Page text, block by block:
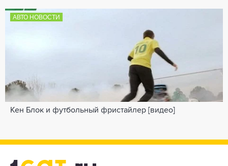
АВТО НОВОСТИ
Кен Блок и футбольный фристайлер [видео]